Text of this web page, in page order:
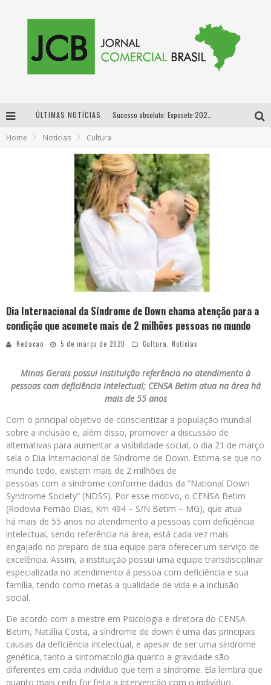
ÚLTIMAS NOTÍCIAS
Designer mineira lança jogo educativo sobre coleta seletiva na maior feira de jogos de tabuleiro da América Latina
Proibida anuncia retorno da Puro Malte Extra e consolida trajetória de democratização cervejeira no Brasil
Home Notícias Cultura
Dia Internacional da Síndrome de Down chama atenção para a
condição que acomete mais de 2 milhões pessoas no mundo
Redacao 5 de março de 2020 Cultura, Notícias
Minas Gerais possui instituição referência no atendimento à
pessoas com deficiência intelectual; CENSA Betim atua na área há
mais de 55 anos
Com o principal objetivo de conscientizar a população mundial
sobre a inclusão e, além disso, promover a discussão de
alternativas para aumentar a visibilidade social, o dia 21 de março
sela o Dia Internacional de Síndrome de Down. Estima-se que no
mundo todo, existem mais de 2 milhões de
pessoas com a síndrome conforme dados da “National Down
Syndrome Society” (NDSS). Por esse motivo, o CENSA Betim
(Rodovia Fernão Dias, Km 494 – S/N Betim – MG), que atua
há mais de 55 anos no atendimento a pessoas com deficiência
intelectual, sendo referência na área, está cada vez mais
engajado no preparo de sua equipe para oferecer um serviço de
excelência. Assim, a instituição possui uma equipe transdisciplinar
especializada no atendimento à pessoa com deficiência e sua
família, tendo como metas a qualidade de vida e a inclusão
social.
De acordo com a mestre em Psicologia e diretora do CENSA
Betim, Natália Costa, a síndrome de down é uma das principais
causas da deficiência intelectual, e apesar de ser uma síndrome
genética, tanto a sintomatologia quanto a gravidade são
diferentes em cada indivíduo que tem a síndrome. Ela lembra que
quanto mais cedo for feita a intervenção com o indivíduo,